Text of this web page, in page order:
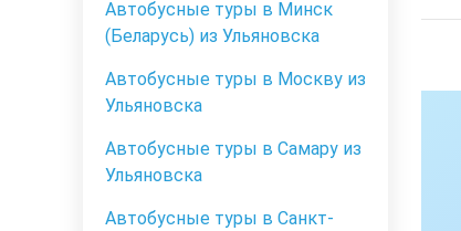
Автобусные туры в Минск
(Беларусь) из Ульяновска
Автобусные туры в Москву из
Ульяновска
Автобусные туры в Самару из
Ульяновска
Автобусные туры в Санкт-